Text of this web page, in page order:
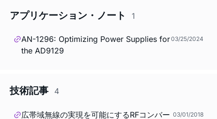
アプリケーション・ノート 1
AN-1296: Optimizing Power Supplies for
the AD9129
03/25/2024
技術記事 4
広帯域無線の実現を可能にするRFコンバー 03/01/2018